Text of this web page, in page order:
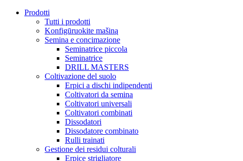
Prodotti
Tutti i prodotti
Konfigūruokite mašiną
Semina e concimazione
Seminatrice piccola
Seminatrice
DRILL MASTERS
Coltivazione del suolo
Erpici a dischi indipendenti
Coltivatori da semina
Coltivatori universali
Coltivatori combinati
Dissodatori
Dissodatore combinato
Rulli trainati
Gestione dei residui colturali
Erpice strigliatore